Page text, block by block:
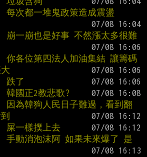
每次都一堆鬼政策造成震盪
崩一崩也是好事 不然漲太多很難
你各位第四法人加油集結 讓籌碼
跌了
韓國正2教悲歌?
因為韓狗人民日子難過，看到翻
屎一樣撲上去
手動消泡沫阿 如果未來爆了 是